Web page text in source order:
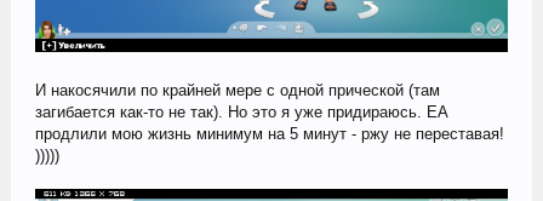
И накосячили по крайней мере с одной прической (там
загибается как-то не так). Но это я уже придираюсь. ЕА
продлили мою жизнь минимум на 5 минут - ржу не переставая!
)))))